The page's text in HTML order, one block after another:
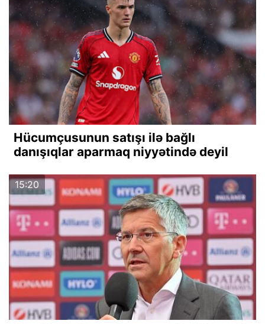
Hücumçusunun satışı ilə bağlı
danışıqlar aparmaq niyyətində deyil
15:20